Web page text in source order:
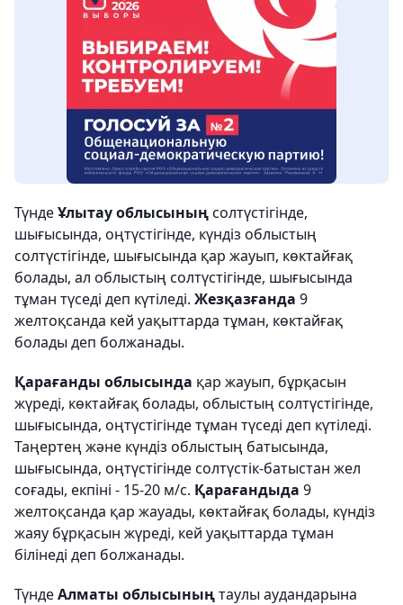
ТүндеҰлытау облысыныңсолтүстігінде,
шығысында, оңтүстігінде, күндіз облыстың
солтүстігінде, шығысында қар жауып, көктайғақ
болады, ал облыстың солтүстігінде, шығысында
тұман түседі деп күтіледі. Жезқазғанда 9
желтоқсанда кей уақыттарда тұман, көктайғақ
болады деп болжанады.
Қарағанды облысында қар жауып, бұрқасын
жүреді, көктайғақ болады, облыстың солтүстігінде,
шығысында, оңтүстігінде тұман түседі деп күтіледі.
Таңертең және күндіз облыстың батысында,
шығысында, оңтүстігінде солтүстік-батыстан жел
соғады, екпіні - 15-20 м/с. Қарағандыда 9
желтоқсанда қар жауады, көктайғақ болады, күндіз
жаяу бұрқасын жүреді, кей уақыттарда тұман
білінеді деп болжанады.
ТүндеАлматы облысыныңтаулы аудандарына